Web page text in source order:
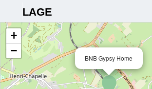
LAGE
BNB Gypsy Home
+
−